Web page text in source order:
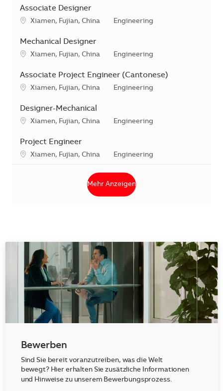
Associate Designer
Standort
Xiamen, Fujian, China Kategorie
Engineering
Mechanical Designer
Standort
Xiamen, Fujian, China Kategorie
Engineering
Associate Project Engineer (Cantonese)
Standort
Xiamen, Fujian, China Kategorie
Engineering
Designer-Mechanical
Standort
Xiamen, Fujian, China Kategorie
Engineering
Project Engineer
Standort
Xiamen, Fujian, China Kategorie
Engineering
Mehr Anzeigen
Bewerben
Sind Sie bereit voranzutreiben, was die Welt
bewegt? Hier erhalten Sie zusätzliche Informationen
und Hinweise zu unserem Bewerbungsprozess.